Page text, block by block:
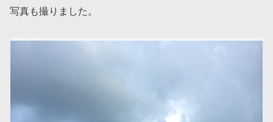
写真も撮りました。